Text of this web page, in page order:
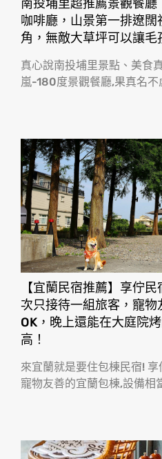
南投埔里超推薦景觀餐
咖啡廳，山景第一排遼
角，無敵大草坪可以讓毛
真心說南投埔里景點、美食
嵐-180度景觀餐廳,果真名不
【宜蘭民宿推薦】享佇
次只接待一組旅客，寵
OK，晚上還能在大庭院
高！
來宜蘭就是要住包棟民宿!
寵物友善的宜蘭包棟,設備相